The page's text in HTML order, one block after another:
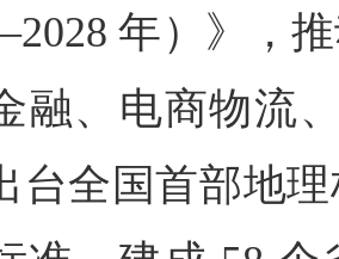
年）》，
融、电商物流
台全国首部地